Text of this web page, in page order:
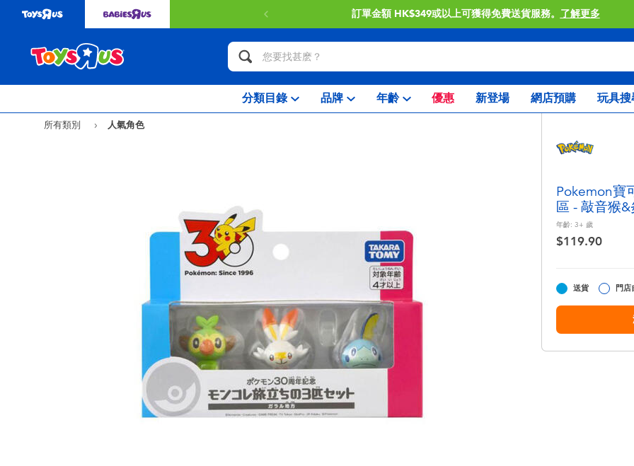
訂單金額 HK$349或以上可獲得免費送貨服務。 了解更多
分類目錄 品牌 年齡 優惠 新登場 網店預購 玩具搜
所有類別
人氣角色
Pokemon寶
區 - 敲音猴
年齡: 3+ 歲
$119.90
送貨 門店